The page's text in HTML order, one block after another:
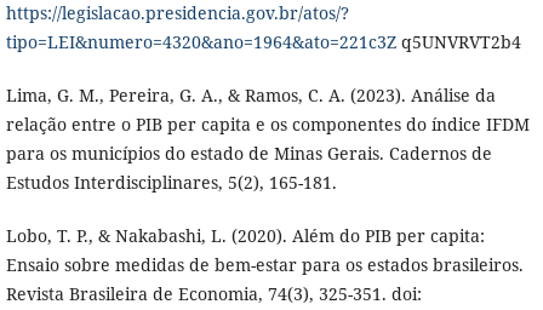
https://legislacao.presidencia.gov.br/atos/?
tipo=LEI&numero=4320&ano=1964&ato=221c3Zq5UNVRVT2b4
Lima, G. M., Pereira, G. A., & Ramos, C. A. (2023). Análise da
relação entre o PIB per capita e os componentes do índice IFDM
para os municípios do estado de Minas Gerais. Cadernos de
Estudos Interdisciplinares, 5(2), 165-181.
Lobo, T. P., & Nakabashi, L. (2020). Além do PIB per capita:
Ensaio sobre medidas de bem-estar para os estados brasileiros.
Revista Brasileira de Economia, 74(3), 325-351. doi: